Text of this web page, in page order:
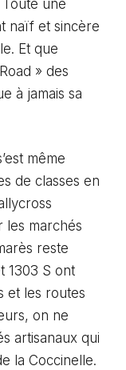
une
naïf et sincère
Et que
» des
à jamais sa
même
de classes en
les marchés
reste
1303 S ont
et les routes
on ne
artisanaux qui
la Coccinelle.